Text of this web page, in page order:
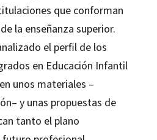
que conforman
la enseñanza superior.
el perfil de los
en Educación Infantil
unos materiales –
y unas propuestas de
tanto el plano